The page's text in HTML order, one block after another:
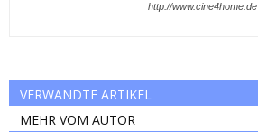
http://www.cine4home.de
VERWANDTE ARTIKEL
MEHR VOM AUTOR